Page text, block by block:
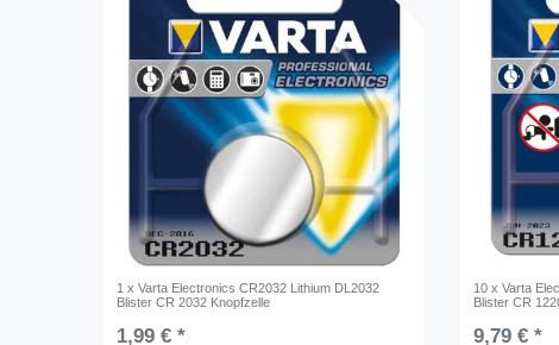
1 x Varta Electronics CR2032 Lithium DL2032
Blister CR 2032 Knopfzelle
1,99 € *
10 x Varta
Blister CR
9,79 € *